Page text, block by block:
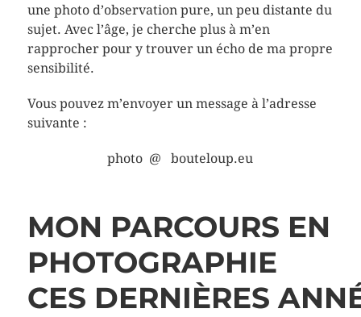
une photo d’observation pure, un peu distante du
sujet. Avec l’âge, je cherche plus à m’en
rapprocher pour y trouver un écho de ma propre
sensibilité.
Vous pouvez m’envoyer un message à l’adresse
suivante :
photo @ bouteloup.eu
MON PARCOURS EN
PHOTOGRAPHIE
CES DERNIÈRES